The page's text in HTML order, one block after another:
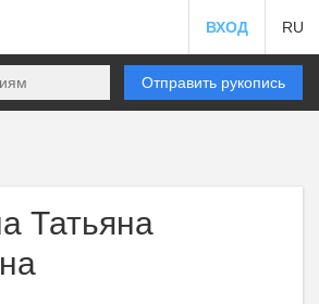
ВХОД RU
Отправить рукопись
Татьяна